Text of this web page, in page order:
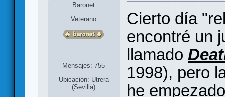
Baronet
Veterano
Mensajes: 755
Ubicación: Utrera
(Sevilla)
Cierto día
encontré un
llamado
1998), pero
he